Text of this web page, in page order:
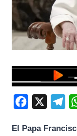
c
l
El Papa